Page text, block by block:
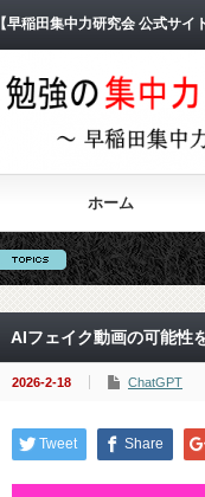
【早稲田集中力研究会 公式サ
ホーム
AIフェイク動画の可能性
2026-2-18 ChatGPT
Tweet Share